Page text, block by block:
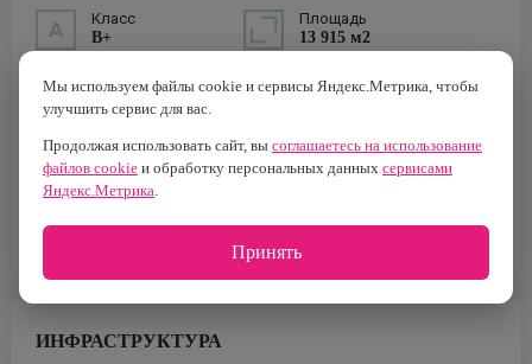
Класс
B+
Площадь
13 915 м2
Построен
Налоговая
Тип здания
Бизнес-центр
Кол-во лифтов
4
Наземная
12 106 м²
ИНФРАСТРУКТУРА
Мы используем файлы cookie и сервисы Яндекс.Метрика, чтобы
улучшить сервис для вас.
Продолжая использовать сайт, вы соглашаетесь на использование
файлов cookie и обработку персональных данных сервисами
Яндекс.Метрика.
Принять